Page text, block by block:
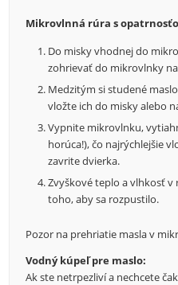
Mikrovlnná rúra s
Do misky vhodnej do
zohrievať do mikrovlnky
Medzitým si studené
vložte ich do misky alebo
Vypnite mikrovlnku,
horúca!), čo najrýchlejšie
zavrite dvierka.
Zvyškové teplo a vlhkosť v
toho, aby sa rozpustilo.
Pozor na prehriatie masla v
Vodný kúpeľ pre maslo:
Ak ste netrpezliví a nechcete